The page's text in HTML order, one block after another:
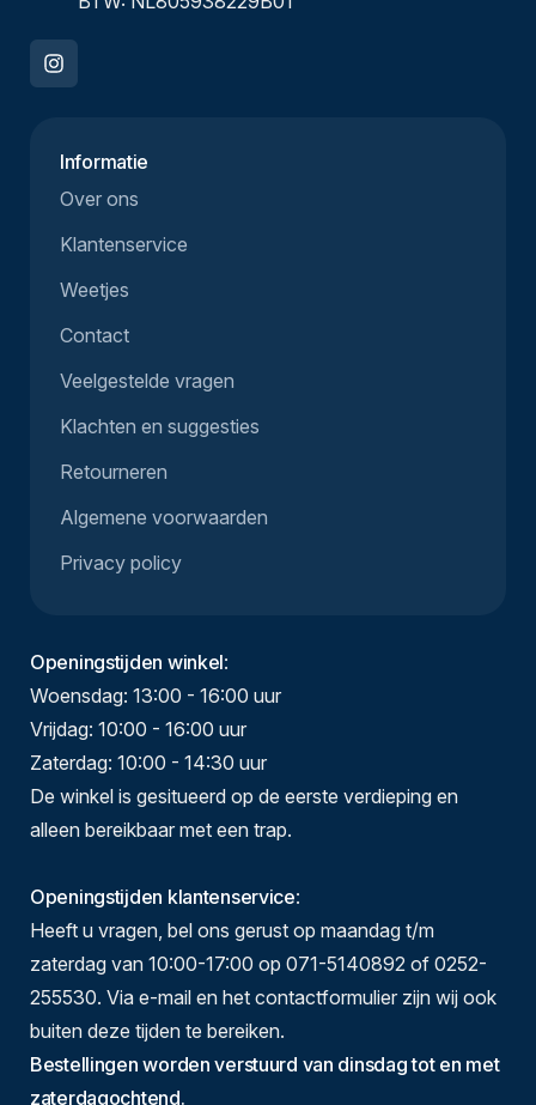
Informatie
Over ons
Klantenservice
Weetjes
Contact
Veelgestelde vragen
Klachten en suggesties
Retourneren
Algemene voorwaarden
Privacy policy
Openingstijden winkel:
Woensdag: 13:00 - 16:00 uur
Vrijdag: 10:00 - 16:00 uur
Zaterdag: 10:00 - 14:30 uur
De winkel is gesitueerd op de eerste verdieping en
alleen bereikbaar met een trap.
Openingstijden klantenservice:
Heeft u vragen, bel ons gerust op maandag t/m
zaterdag van 10:00-17:00 op 071-5140892 of 0252-
255530. Via e-mail en het contactformulier zijn wij ook
buiten deze tijden te bereiken.
Bestellingen worden verstuurd van dinsdag tot en met
zaterdagochtend.